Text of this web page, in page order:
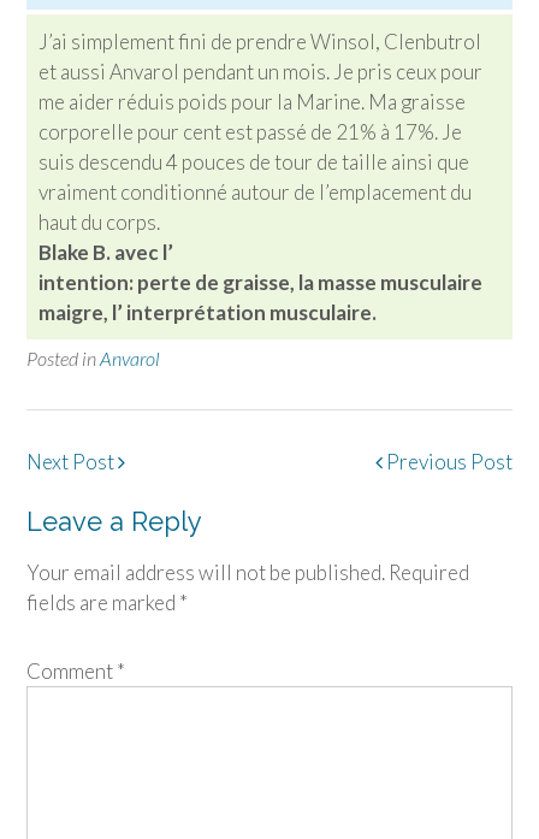
J’ai simplement fini de prendre Winsol, Clenbutrol
et aussi Anvarol pendant un mois. Je pris ceux pour
me aider réduis poids pour la Marine. Ma graisse
corporelle pour cent est passé de 21% à 17%. Je
suis descendu 4 pouces de tour de taille ainsi que
vraiment conditionné autour de l’emplacement du
haut du corps.
Blake B. avec l’
intention: perte de graisse, la masse musculaire
maigre, l’ interprétation musculaire.
Posted inAnvarol
Post
Previous Post
Next Post
Leave a Reply
Your email address will not be published. Required
fields are marked *
Comment*